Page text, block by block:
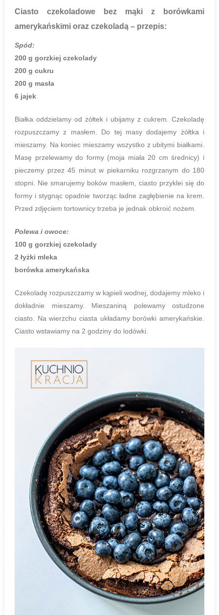
Ciasto czekoladowe bez mąki z borówkami
amerykańskimi oraz czekoladą – przepis:
Spód:
200 g gorzkiej czekolady
200 g cukru
200 g masła
6 jajek
Białka oddzielamy od żółtek i ubijamy z cukrem. Czekoladę
rozpuszczamy z masłem. Do tej masy dodajemy żółtka i
mieszamy. Na koniec mieszamy wszystko z ubitymi białkami.
Masę przelewamy do formy (moja miała 20 cm średnicy) i
pieczemy przez 45 minut w piekarniku rozgrzanym do 180
stopni. Nie smarujemy boków masłem, ciasto przyklei się do
formy i stygnąc opadnie tworząc ładne zagłębienie na krem.
Przed zdjęciem tortownicy trzeba je jednak obkroić nożem.
Polewa i owoce:
100 g gorzkiej czekolady
2 łyżki mleka
borówka amerykańska
Czekoladę rozpuszczamy w kąpieli wodnej, dodajemy mleko i
dokładnie mieszamy. Mieszaniną polewamy ostudzone
ciasto. Na wierzchu ciasta układamy borówki amerykańskie.
Ciasto wstawiamy na 2 godziny do lodówki.